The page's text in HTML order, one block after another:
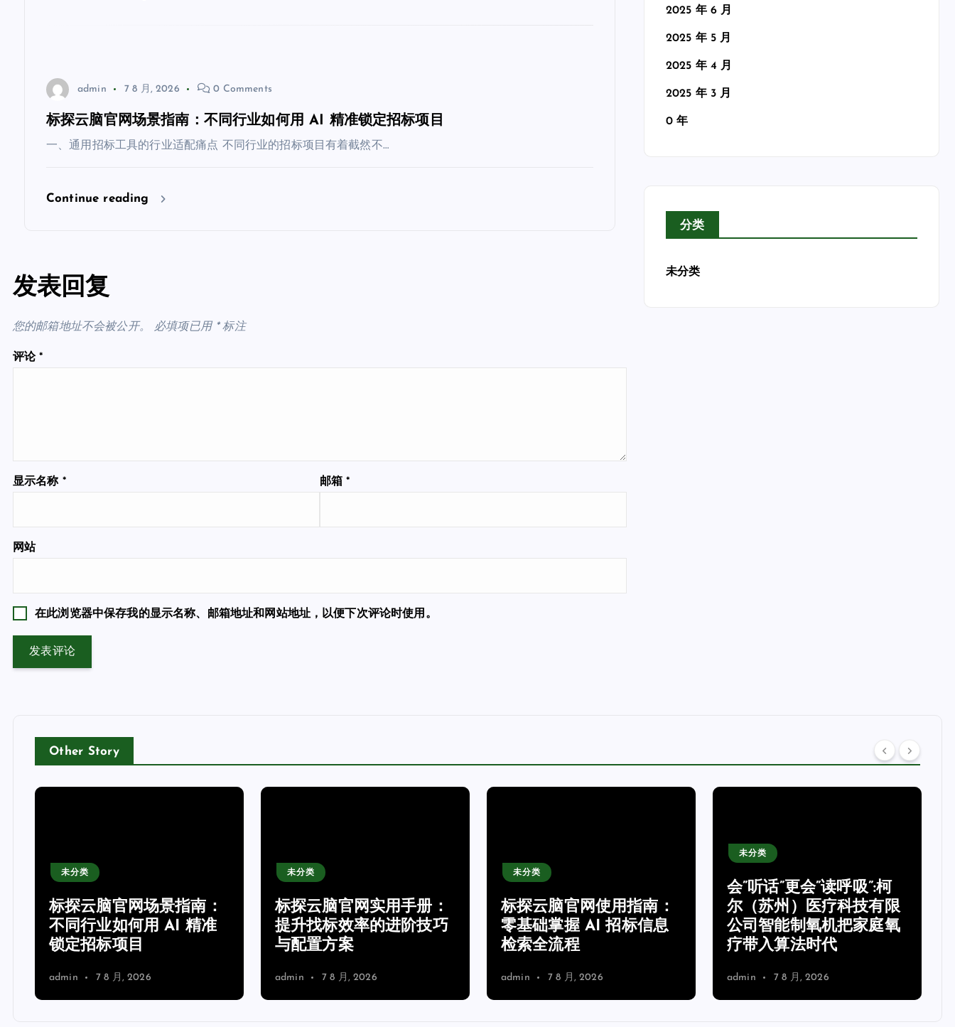
admin 7 8 月, 2026 0 Comments
标探云脑官网场景指南：不同行业如何用 AI 精准锁定招标项目
一、通用招标工具的行业适配痛点 不同行业的招标项目有着截然不…
Continue reading
发表回复
您的邮箱地址不会被公开。 必填项已用 *标注
评论*
显示名称 * 邮箱*
网站
在此浏览器中保存我的显示名称、邮箱地址和网站地址，以便下次评论时使用。
2025 年 6 月
2025 年 5 月
2025 年 4 月
2025 年 3 月
0 年
分类
未分类
Other Story
未分类
标探云脑官网场景指南：
不同行业如何用 AI 精准
锁定招标项目
admin 7 8 月, 2026
未分类
标探云脑官网实用手册：
提升找标效率的进阶技巧
与配置方案
admin 7 8 月, 2026
未分类
标探云脑官网使用指南：
零基础掌握 AI 招标信息
检索全流程
admin 7 8 月, 2026
未分类
会”听话”更会”读呼吸”:柯
尔（苏州）医疗科技有限
公司智能制氧机把家庭氧
疗带入算法时代
admin 7 8 月, 2026